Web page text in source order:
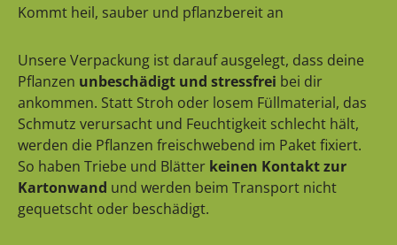
Kommt heil, sauber und pflanzbereit an
Unsere Verpackung ist darauf ausgelegt, dass deine
Pflanzen unbeschädigt und stressfrei bei dir
ankommen. Statt Stroh oder losem Füllmaterial, das
Schmutz verursacht und Feuchtigkeit schlecht hält,
werden die Pflanzen freischwebend im Paket fixiert.
So haben Triebe und Blätter keinen Kontakt zur
Kartonwand und werden beim Transport nicht
gequetscht oder beschädigt.